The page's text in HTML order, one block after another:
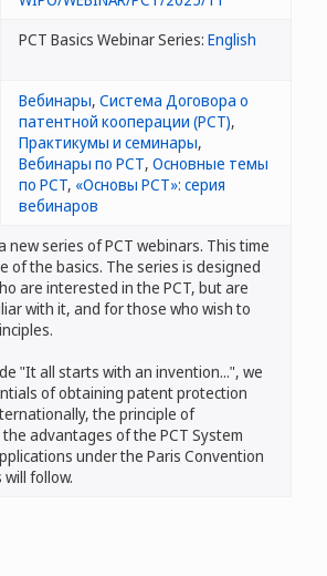
PCT Basics Webinar Series: English
Вебинары, Система Договора о
патентной кооперации (РСТ),
Практикумы и семинары,
Вебинары по РСТ, Основные темы
по PCT, «Основы РСТ»: серия
вебинаров
new series of PCT webinars. This time
of the basics. The series is designed
are interested in the PCT, but are
with it, and for those who wish to
"It all starts with an invention...", we
of obtaining patent protection
the principle of
advantages of the PCT System
under the Paris Convention
follow.